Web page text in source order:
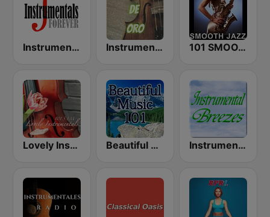
Instrumentals Forever Instrumentales de Oro Radio 101 SMOOTH JAZZ
Lovely Instrumentals 101.5 FM Beautiful Music 101 Instrumental Breezes